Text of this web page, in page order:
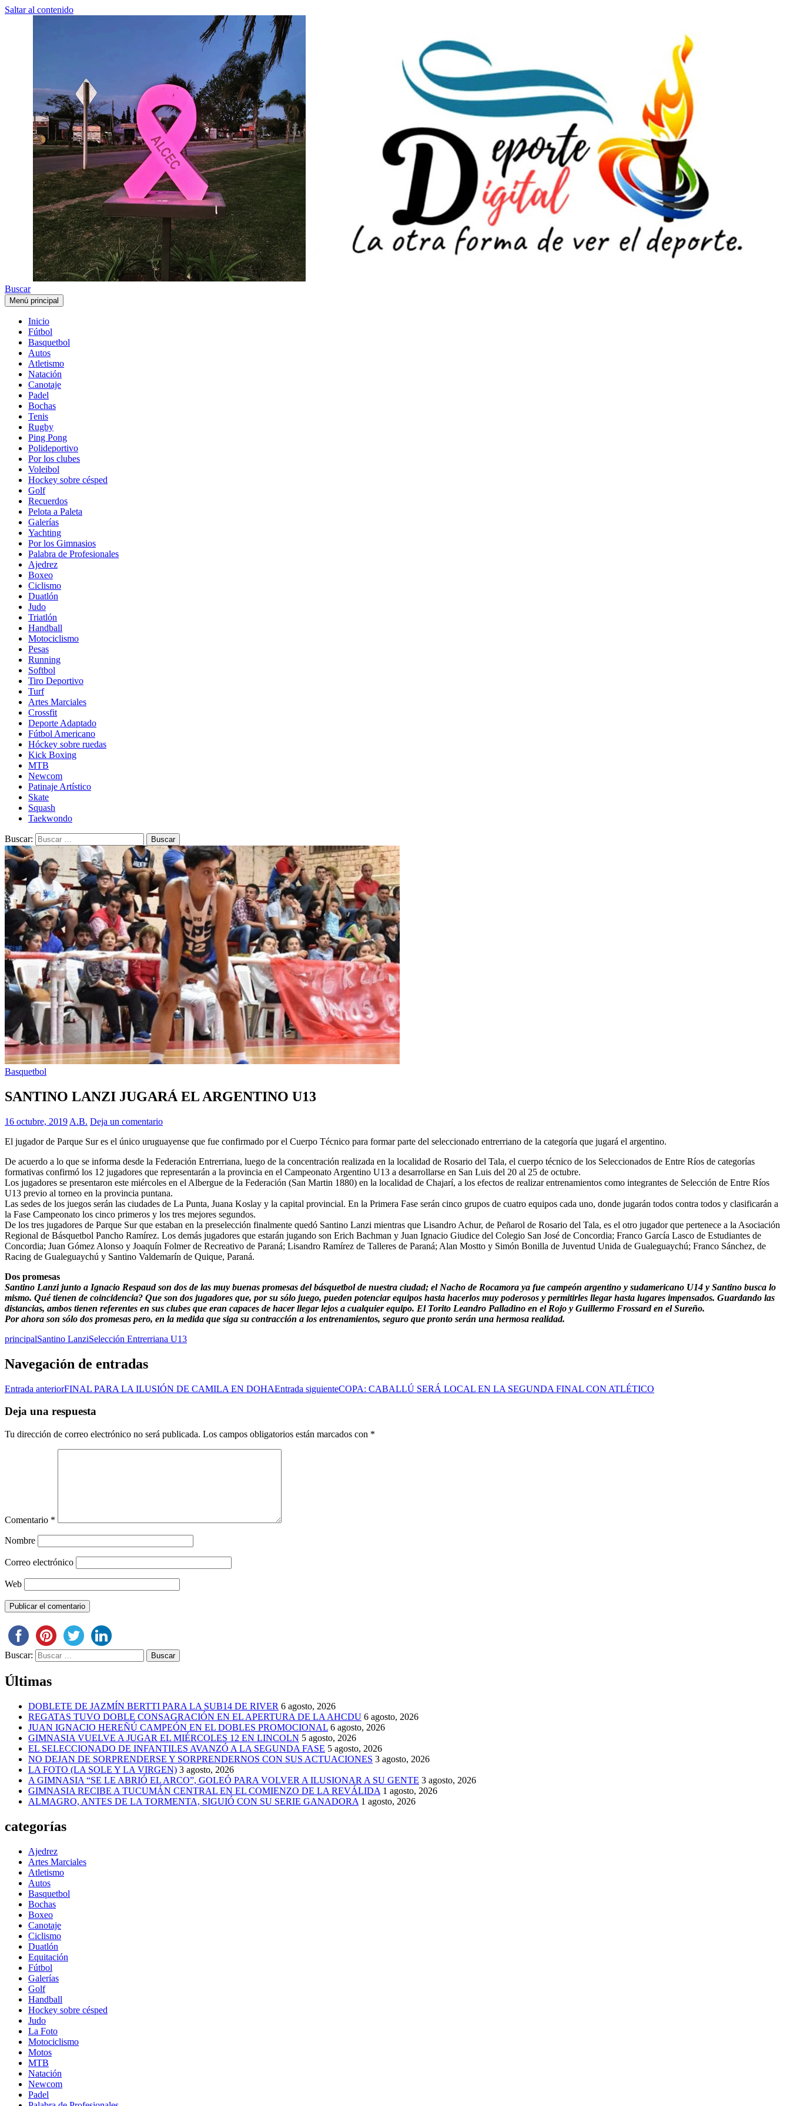
Saltar al contenido
Buscar
Menú principal
Inicio
Fútbol
Basquetbol
Autos
Atletismo
Natación
Canotaje
Padel
Bochas
Tenis
Rugby
Ping Pong
Polideportivo
Por los clubes
Voleibol
Hockey sobre césped
Golf
Recuerdos
Pelota a Paleta
Galerías
Yachting
Por los Gimnasios
Palabra de Profesionales
Ajedrez
Boxeo
Ciclismo
Duatlón
Judo
Triatlón
Handball
Motociclismo
Pesas
Running
Softbol
Tiro Deportivo
Turf
Artes Marciales
Crossfit
Deporte Adaptado
Fútbol Americano
Hóckey sobre ruedas
Kick Boxing
MTB
Newcom
Patinaje Artístico
Skate
Squash
Taekwondo
Buscar:
Basquetbol
SANTINO LANZI JUGARÁ EL ARGENTINO U13
16 octubre, 2019 A.B. Deja un comentario
El jugador de Parque Sur es el único uruguayense que fue confirmado por el Cuerpo Técnico para formar parte del seleccionado entrerriano de la categoría que jugará el argentino.
De acuerdo a lo que se informa desde la Federación Entrerriana, luego de la concentración realizada en la localidad de Rosario del Tala, el cuerpo técnico de los Seleccionados de Entre Ríos de categorías
formativas confirmó los 12 jugadores que representarán a la provincia en el Campeonato Argentino U13 a desarrollarse en San Luis del 20 al 25 de octubre.
Los jugadores se presentaron este miércoles en el Albergue de la Federación (San Martin 1880) en la localidad de Chajarí, a los efectos de realizar entrenamientos como integrantes de Selección de Entre Ríos
U13 previo al torneo en la provincia puntana.
Las sedes de los juegos serán las ciudades de La Punta, Juana Koslay y la capital provincial. En la Primera Fase serán cinco grupos de cuatro equipos cada uno, donde jugarán todos contra todos y clasificarán a
la Fase Campeonato los cinco primeros y los tres mejores segundos.
De los tres jugadores de Parque Sur que estaban en la preselección finalmente quedó Santino Lanzi mientras que Lisandro Achur, de Peñarol de Rosario del Tala, es el otro jugador que pertenece a la Asociación
Regional de Básquetbol Pancho Ramírez. Los demás jugadores que estarán jugando son Erich Bachman y Juan Ignacio Giudice del Colegio San José de Concordia; Franco García Lasco de Estudiantes de
Concordia; Juan Gómez Alonso y Joaquín Folmer de Recreativo de Paraná; Lisandro Ramírez de Talleres de Paraná; Alan Mostto y Simón Bonilla de Juventud Unida de Gualeguaychú; Franco Sánchez, de
Racing de Gualeguaychú y Santino Valdemarín de Quique, Paraná.
Dos promesas
Santino Lanzi junto a Ignacio Respaud son dos de las muy buenas promesas del básquetbol de nuestra ciudad; el Nacho de Rocamora ya fue campeón argentino y sudamericano U14 y Santino busca lo
mismo. Qué tienen de coincidencia? Que son dos jugadores que, por su sólo juego, pueden potenciar equipos hasta hacerlos muy poderosos y permitirles llegar hasta lugares impensados. Guardando las
distancias, ambos tienen referentes en sus clubes que eran capaces de hacer llegar lejos a cualquier equipo. El Torito Leandro Palladino en el Rojo y Guillermo Frossard en el Sureño.
Por ahora son sólo dos promesas pero, en la medida que siga su contracción a los entrenamientos, seguro que pronto serán una hermosa realidad.
principalSantino LanziSelección Entrerriana U13
Navegación de entradas
Entrada anteriorFINAL PARA LA ILUSIÓN DE CAMILA EN DOHAEntrada siguienteCOPA: CABALLÚ SERÁ LOCAL EN LA SEGUNDA FINAL CON ATLÉTICO
Deja una respuesta
Tu dirección de correo electrónico no será publicada. Los campos obligatorios están marcados con *
Comentario *
Nombre
Correo electrónico
Web
Buscar:
Últimas
DOBLETE DE JAZMÍN BERTTI PARA LA SUB14 DE RIVER 6 agosto, 2026
REGATAS TUVO DOBLE CONSAGRACIÓN EN EL APERTURA DE LA AHCDU 6 agosto, 2026
JUAN IGNACIO HEREÑÚ CAMPEÓN EN EL DOBLES PROMOCIONAL 6 agosto, 2026
GIMNASIA VUELVE A JUGAR EL MIÉRCOLES 12 EN LINCOLN 5 agosto, 2026
EL SELECCIONADO DE INFANTILES AVANZÓ A LA SEGUNDA FASE 5 agosto, 2026
NO DEJAN DE SORPRENDERSE Y SORPRENDERNOS CON SUS ACTUACIONES 3 agosto, 2026
LA FOTO (LA SOLE Y LA VIRGEN) 3 agosto, 2026
A GIMNASIA “SE LE ABRIÓ EL ARCO”, GOLEÓ PARA VOLVER A ILUSIONAR A SU GENTE 3 agosto, 2026
GIMNASIA RECIBE A TUCUMÁN CENTRAL EN EL COMIENZO DE LA REVÁLIDA 1 agosto, 2026
ALMAGRO, ANTES DE LA TORMENTA, SIGUIÓ CON SU SERIE GANADORA 1 agosto, 2026
categorías
Ajedrez
Artes Marciales
Atletismo
Autos
Basquetbol
Bochas
Boxeo
Canotaje
Ciclismo
Duatlón
Equitación
Fútbol
Galerías
Golf
Handball
Hockey sobre césped
Judo
La Foto
Motociclismo
Motos
MTB
Natación
Newcom
Padel